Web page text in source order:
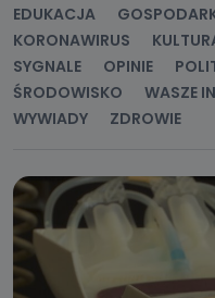
EDUKACJA
KORONAWIRUS
SYGNALE
OPINIE
ŚRODOWISKO
WASZE
WYWIADY
ZDROWIE